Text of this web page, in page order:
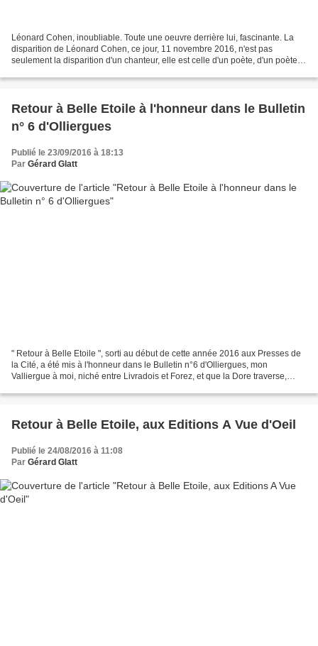
Léonard Cohen, inoubliable. Toute une oeuvre derrière lui, fascinante. La
disparition de Léonard Cohen, ce jour, 11 novembre 2016, n'est pas
seulement la disparition d'un chanteur, elle est celle d'un poète, d'un poète
Retour à Belle Etoile à l'honneur dans le Bulletin
n° 6 d'Olliergues
Publié le 23/09/2016 à 18:13
Par Gérard Glatt
" Retour à Belle Etoile ", sorti au début de cette année 2016 aux Presses de
la Cité, a été mis à l'honneur dans le Bulletin n°6 d'Olliergues, mon
Valliergue à moi, niché entre Livradois et Forez, et que la Dore traverse,
Retour à Belle Etoile, aux Editions A Vue d'Oeil
Publié le 24/08/2016 à 11:08
Par Gérard Glatt